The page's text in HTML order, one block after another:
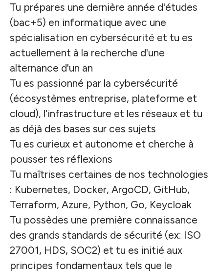
Tu prépares une dernière année d'études
(bac+5) en informatique avec une
spécialisation en cybersécurité et tu es
actuellement à la recherche d'une
alternance d'un an
Tu es passionné par la cybersécurité
(écosystèmes entreprise, plateforme et
cloud), l'infrastructure et les réseaux et tu
as déjà des bases sur ces sujets
Tu es curieux et autonome et cherche à
pousser tes réflexions
Tu maîtrises certaines de nos technologies
: Kubernetes, Docker, ArgoCD, GitHub,
Terraform, Azure, Python, Go, Keycloak
Tu possèdes une première connaissance
des grands standards de sécurité (ex: ISO
27001, HDS, SOC2) et tu es initié aux
principes fondamentaux tels que le